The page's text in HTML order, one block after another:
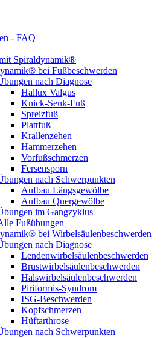
- FAQ
Spiraldynamik®
bei Fußbeschwerden
nach Diagnose
Hallux Valgus
Knick-Senk-Fuß
Spreizfuß
Plattfuß
Krallenzehen
Hammerzehen
Vorfußschmerzen
Fersensporn
nach Schwerpunkten
Aufbau Längsgewölbe
Aufbau Quergewölbe
im Gangzyklus
Fußübungen
bei Wirbelsäulen­beschwerden
nach Diagnose
Lendenwirbel­säulen­beschwerden
Brustwirbel­säulen­beschwerden
Halswirbel­säulen­beschwerden
Piriformis-Syndrom
ISG-Beschwerden
Kopfschmerzen
Hüftarthrose
nach Schwerpunkten